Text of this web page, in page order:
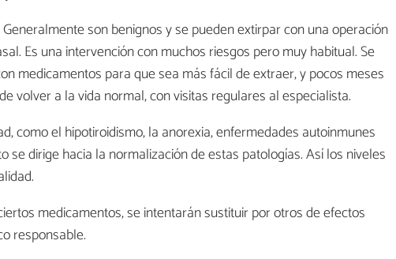
son benignos y se pueden extirpar con una operación
Es una intervención con muchos riesgos pero muy habitual. Se
medicamentos para que sea más fácil de extraer, y pocos meses
volver a la vida normal, con visitas regulares al especialista.
como el hipotiroidismo, la anorexia, enfermedades autoinmunes
se dirige hacia la normalización de estas patologías. Así los niveles
medicamentos, se intentarán sustituir por otros de efectos
responsable.